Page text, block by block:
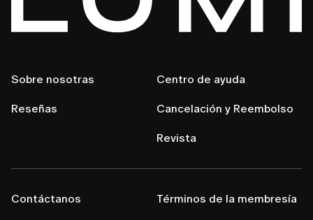
Sobre nosotras
Reseñas
Centro de ayuda
Cancelación y Reembolso
Revista
Contáctanos Términos de la membresía